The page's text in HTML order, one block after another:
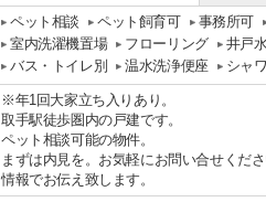
ペット相談 ペット飼育可 事務所可
室内洗濯機置場
フローリング 井戸
バス・トイレ別
温水洗浄便座 シャ
※年1回大家立ち入りあり。
取手駅徒歩圏内の戸建です。
ペット相談可能の物件。
まずは内見を。お気軽にお問い合せくだ
情報でお伝え致します。